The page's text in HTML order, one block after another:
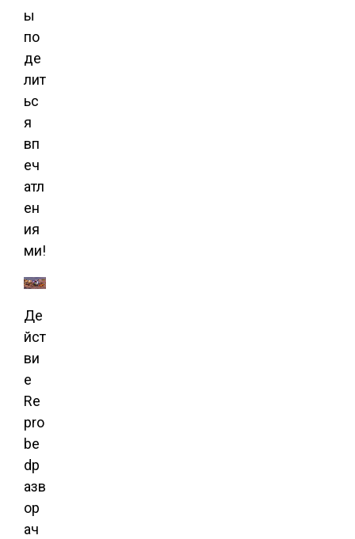
ы
по
де
лит
ьс
я
вп
еч
атл
ен
ия
ми!
Де
йст
ви
е
Re
pro
be
dр
азв
ор
ач